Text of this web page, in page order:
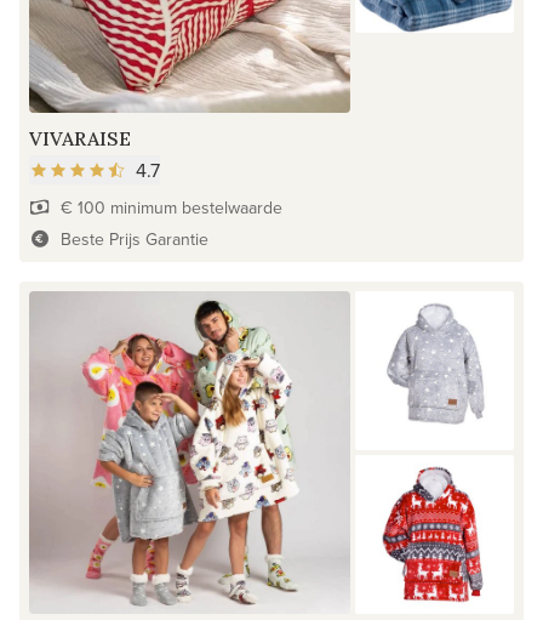
VIVARAISE
4.7
€ 100 minimum bestelwaarde
Beste Prijs Garantie